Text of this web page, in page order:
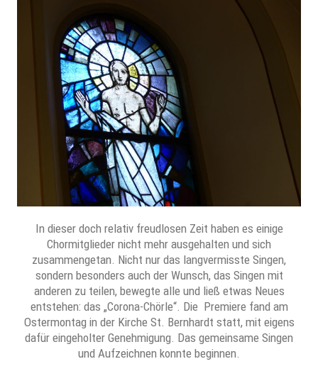
In dieser doch relativ freudlosen Zeit haben es einige
Chormitglieder nicht mehr ausgehalten und sich
zusammengetan. Nicht nur das langvermisste Singen,
sondern besonders auch der Wunsch, das Singen mit
anderen zu teilen, bewegte alle und ließ etwas Neues
entstehen: das „Corona-Chörle“. Die Premiere fand am
Ostermontag in der Kirche St. Bernhardt statt, mit eigens
dafür eingeholter Genehmigung. Das gemeinsame Singen
und Aufzeichnen konnte beginnen.